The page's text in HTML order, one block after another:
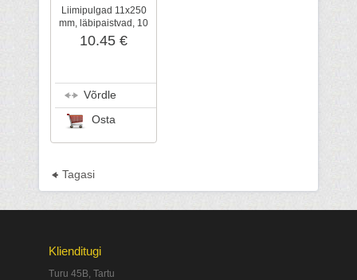
Liimipulgad 11x250
mm, läbipaistvad, 10
tk/pk
10.45 €
Võrdle
Osta
Tagasi
Klienditugi
Turu 45B, Tartu